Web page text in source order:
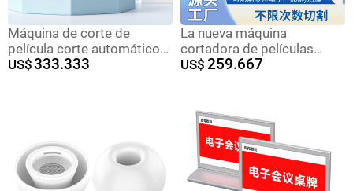
Máquina de corte de
película corte automático
para film frontal y trasero,
US$333.333
La nueva máquina
cortadora de películas
totalmente automática e
de 13 y 16 pulgadas un
número ilimitado de veces
y se puede utilizar para
operaciones
transfronterizas.
US$ 259.667